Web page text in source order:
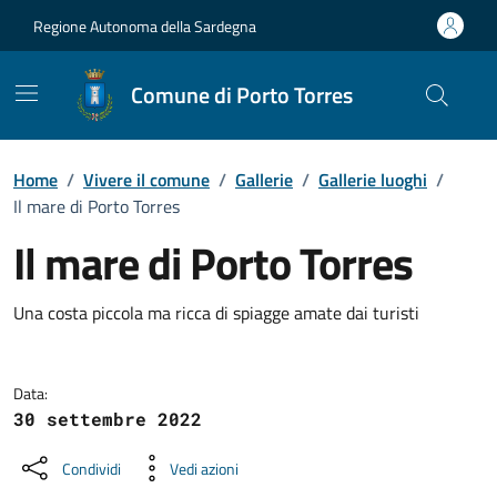
Regione Autonoma della Sardegna
Comune di Porto Torres
Home / Vivere il comune / Gallerie / Gallerie luoghi /
Il mare di Porto Torres
Il mare di Porto Torres
Dettaglio della galleria di
Una costa piccola ma ricca di spiagge amate dai turisti
Data:
30 settembre 2022
Condividi Vedi azioni